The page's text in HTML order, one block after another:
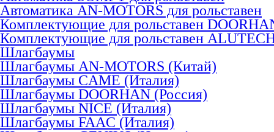
Автоматика AN-MOTORS для рольставен
Комплектующие для рольставен
Комплектующие для рольставен
Шлагбаумы
Шлагбаумы AN-MOTORS (Китай)
Шлагбаумы CAME (Италия)
Шлагбаумы DOORHAN (Россия)
Шлагбаумы NICE (Италия)
Шлагбаумы FAAC (Италия)